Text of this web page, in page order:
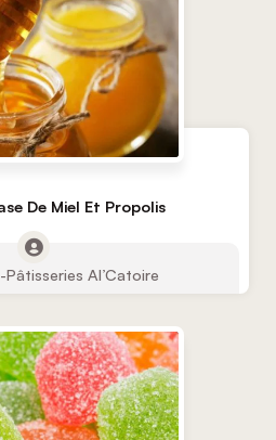
De Miel Et Propolis
Al’Catoire